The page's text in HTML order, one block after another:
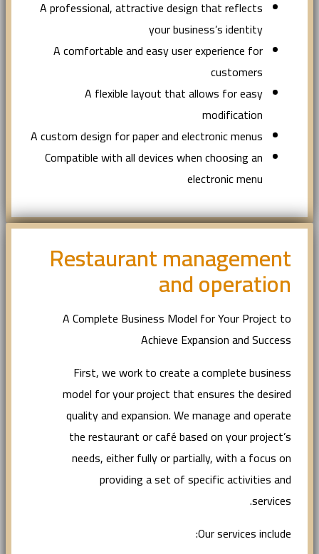
A professional, attractive design that reflects
your business’s identity
A comfortable and easy user experience for
customers
A flexible layout that allows for easy
modification
A custom design for paper and electronic menus
Compatible with all devices when choosing an
electronic menu
Restaurant management
and operation
A Complete Business Model for Your Project to
Achieve Expansion and Success
First, we work to create a complete business
model for your project that ensures the desired
quality and expansion. We manage and operate
the restaurant or café based on your project’s
needs, either fully or partially, with a focus on
providing a set of specific activities and
services.
Our services include: